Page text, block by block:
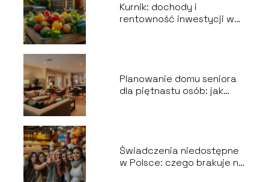
Kurnik: dochody i
rentowność inwestycji w
Planowanie domu seniora
dla piętnastu osób: jak
Świadczenia niedostępne
w Polsce: czego brakuje na